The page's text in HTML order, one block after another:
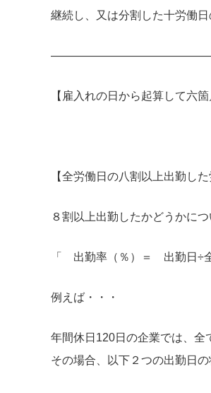
継続し、又は分割した十労働
【雇入れの日から起算して六
【全労働日の八割以上出勤し
８割以上出勤したかどうかに
「 出勤率（％）＝ 出勤日÷
例えば・・・
年間休日120日の企業では、全
その場合、以下２つの出勤日の